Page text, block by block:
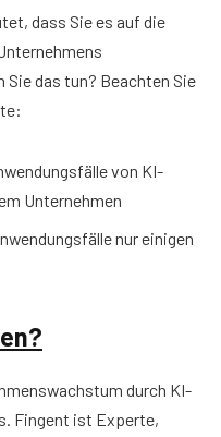
dass Sie es auf die
Sie das tun? Beachten Sie
von KI-
Unternehmen
nur einigen
durch KI-
Fingent ist Experte,